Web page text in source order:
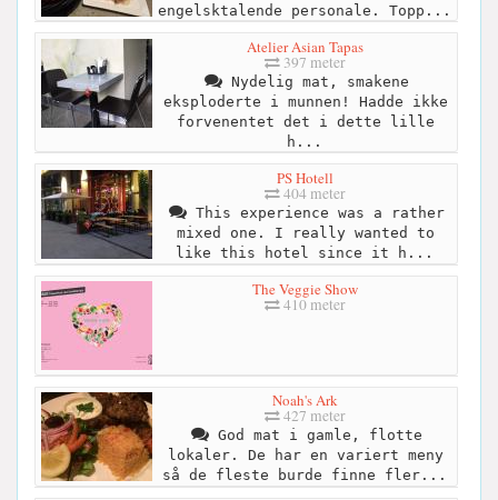
engelsktalende personale. Topp...
Atelier Asian Tapas
397 meter
Nydelig mat, smakene
eksploderte i munnen! Hadde ikke
forvenentet det i dette lille
h...
PS Hotell
404 meter
This experience was a rather
mixed one. I really wanted to
like this hotel since it h...
The Veggie Show
410 meter
Noah's Ark
427 meter
God mat i gamle, flotte
lokaler. De har en variert meny
så de fleste burde finne fler...